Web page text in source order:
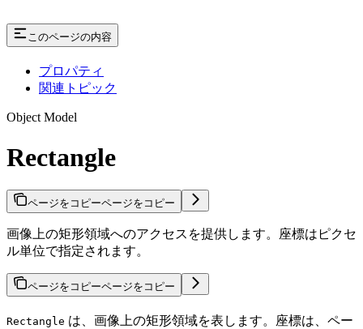
このページの内容
プロパティ
関連トピック
Object Model
Rectangle
ページをコピーページをコピー
画像上の矩形領域へのアクセスを提供します。座標はピクセ
ル単位で指定されます。
ページをコピーページをコピー
Rectangle は、画像上の矩形領域を表します。座標は、ペー